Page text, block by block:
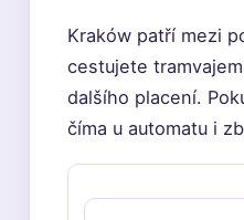
Kraków patří mezi
cestujete
dalšího placení.
číma u automatu i